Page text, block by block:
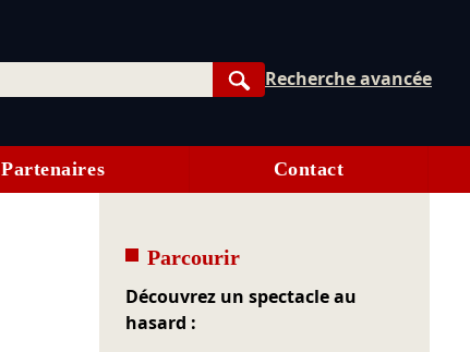
Rechercher
Recherche avancée
Partenaires Contact
Parcourir
Découvrez un spectacle au
hasard :